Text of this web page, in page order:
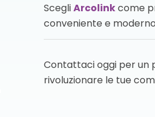
ScegliArcolinkcome
conveniente e
Contattaci oggi per un
rivoluzionare le tue